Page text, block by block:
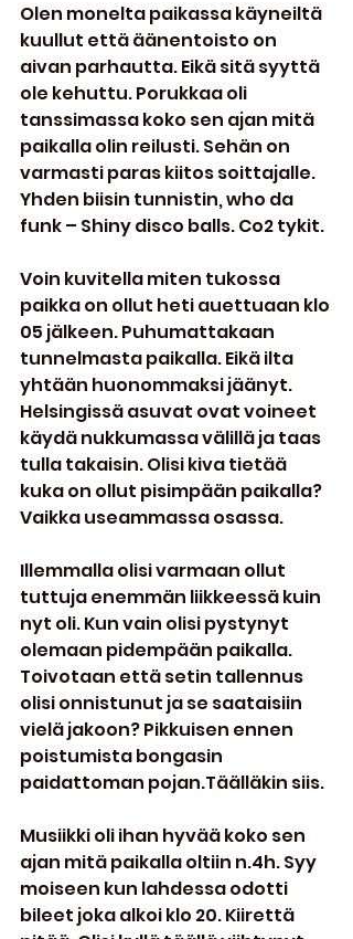
Olen monelta paikassa käyneiltä
kuullut että äänentoisto on
aivan parhautta. Eikä sitä syyttä
ole kehuttu. Porukkaa oli
tanssimassa koko sen ajan mitä
paikalla olin reilusti. Sehän on
varmasti paras kiitos soittajalle.
Yhden biisin tunnistin, who da
funk – Shiny disco balls. Co2 tykit.
Voin kuvitella miten tukossa
paikka on ollut heti auettuaan klo
05 jälkeen. Puhumattakaan
tunnelmasta paikalla. Eikä ilta
yhtään huonommaksi jäänyt.
Helsingissä asuvat ovat voineet
käydä nukkumassa välillä ja taas
tulla takaisin. Olisi kiva tietää
kuka on ollut pisimpään paikalla?
Vaikka useammassa osassa.
Illemmalla olisi varmaan ollut
tuttuja enemmän liikkeessä kuin
nyt oli. Kun vain olisi pystynyt
olemaan pidempään paikalla.
Toivotaan että setin tallennus
olisi onnistunut ja se saataisiin
vielä jakoon? Pikkuisen ennen
poistumista bongasin
paidattoman pojan.Täälläkin siis.
Musiikki oli ihan hyvää koko sen
ajan mitä paikalla oltiin n.4h. Syy
moiseen kun lahdessa odotti
bileet joka alkoi klo 20. Kiirettä